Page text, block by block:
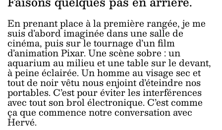
En prenant place à la première rangée, je me
suis d’abord imaginée dans une salle de
cinéma, puis sur le tournage d’un film
d’animation Pixar. Une scène sobre : un
aquarium au milieu et une table sur le devant,
à peine éclairée. Un homme au visage sec et
tout de noir vêtu nous enjoint d’éteindre nos
portables. C’est pour éviter les interférences
avec tout son brol électronique. C’est comme
ça que commence notre conversation avec
Hervé.